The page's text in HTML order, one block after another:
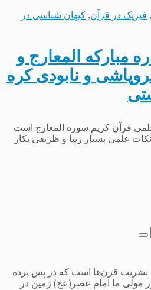
, فیزیک در قرآن, کیهان شناسی در
مبارکه المعارج و
و نابودی کره
قرآن کریم سوره المعارج است
علمی بسیار زیبا و ظریفی بکار
بشریت قرن‌ها است که در پس پرده
مولی ما امام عصر(عج) زمین در